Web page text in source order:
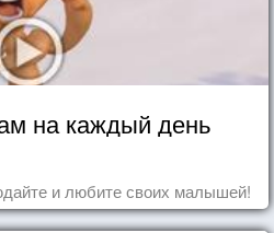
на каждый день
и любите своих малышей!